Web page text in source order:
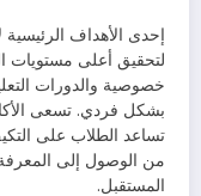
إحدى الأهداف الرئيسية
لتحقيق أعلى مستويات
خصوصية والدورات
بشكل فردي. تسعى
تساعد الطلاب على
من الوصول إلى
المستقبل.